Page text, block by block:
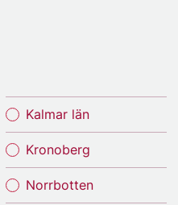
Kalmar län
Kronoberg
Norrbotten